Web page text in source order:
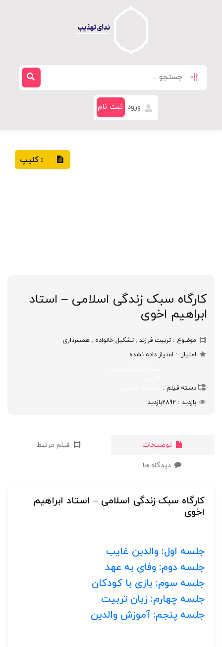
ورود ثبت نام
: کلیپ
کارگاه سبک زندگی اسلامی – استاد
ابراهیم اخوی
موضوع تربیت فرزند ,تشکیل خانواده ,همسرداری
امتیاز
امتیاز داده نشده
دسته فیلم
بازدید
2892بازدید
توضیحات فیلم مرتبط
دیدگاه ها
کارگاه سبک زندگی اسلامی – استاد ابراهیم
اخوی
جلسه اول: والدین غایب
جلسه دوم: وفای به عهد
جلسه سوم: بازی با کودکان
جلسه چهارم: زبان تربیت
جلسه پنجم: آموزش والدین